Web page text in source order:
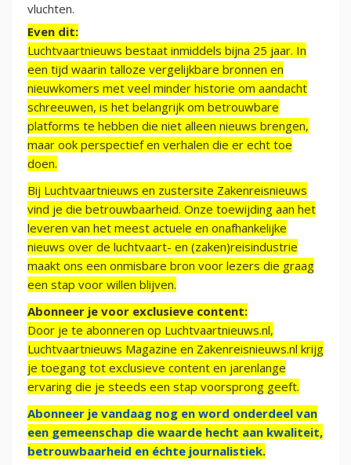
vluchten.
Even dit:
Luchtvaartnieuws bestaat inmiddels bijna 25 jaar. In
een tijd waarin talloze vergelijkbare bronnen en
nieuwkomers met veel minder historie om aandacht
schreeuwen, is het belangrijk om betrouwbare
platforms te hebben die niet alleen nieuws brengen,
maar ook perspectief en verhalen die er echt toe
doen.
Bij Luchtvaartnieuws en zustersite Zakenreisnieuws
vind je die betrouwbaarheid. Onze toewijding aan het
leveren van het meest actuele en onafhankelijke
nieuws over de luchtvaart- en (zaken)reisindustrie
maakt ons een onmisbare bron voor lezers die graag
een stap voor willen blijven.
Abonneer je voor exclusieve content:
Door je te abonneren op Luchtvaartnieuws.nl,
Luchtvaartnieuws Magazine en Zakenreisnieuws.nl krijg
je toegang tot exclusieve content en jarenlange
ervaring die je steeds een stap voorsprong geeft.
Abonneer je vandaag nog en word onderdeel van
een gemeenschap die waarde hecht aan kwaliteit,
betrouwbaarheid en échte journalistiek.